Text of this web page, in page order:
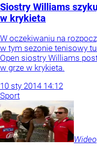
Siostry Williams
w krykieta
W oczekiwaniu na
w tym sezonie tenisowy
Open siostry Williams
w grze w krykieta.
10 sty 2014 14:12
Sport
Wideo